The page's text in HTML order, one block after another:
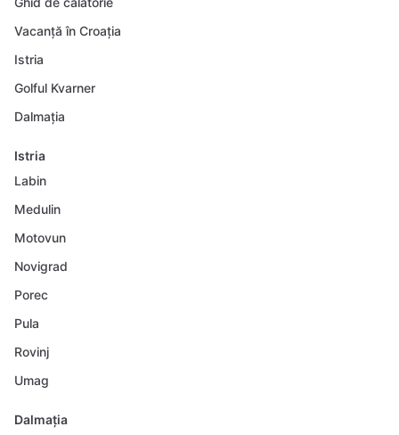
Vacanță în Croația
Istria
Golful Kvarner
Dalmația
Istria
Labin
Medulin
Motovun
Novigrad
Porec
Pula
Rovinj
Umag
Dalmația